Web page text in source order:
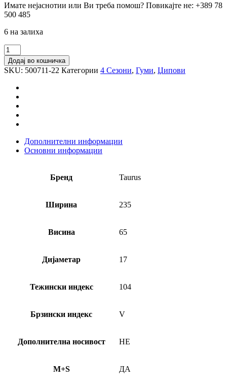
Имате нејаснотии или Ви треба помош? Повикајте не: +389 78
500 485
6 на залиха
235/65
R17
104V
ALL
SEASON
SUV
количина
Додај во кошничка
SKU: 500711-22 Категории 4 Сезони, Гуми, Џипови
Дополнителни информации
Основни информации
Бренд Taurus
Ширина 235
Висина 65
Дијаметар 17
Тежински индекс 104
Брзински индекс V
Дополнителна носивост НЕ
M+S ДА